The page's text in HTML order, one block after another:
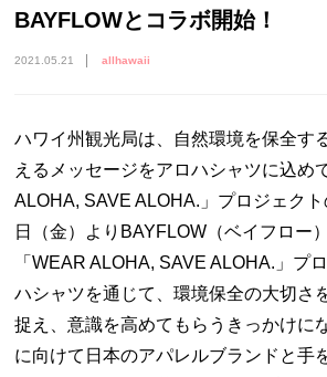
BAYFLOWとコラボ開始！
2021.05.21 allhawaii
ハワイ州観光局は、自然環境を保全す
えるメッセージをアロハシャツに込め
ALOHA, SAVE ALOHA.」プロジェク
日（金）よりBAYFLOW（ベイフロー
「WEAR ALOHA, SAVE ALOHA.」プ
ハシャツを通じて、環境保全の大切さ
捉え、意識を高めてもらうきっかけに
に向けて日本のアパレルブランドと手